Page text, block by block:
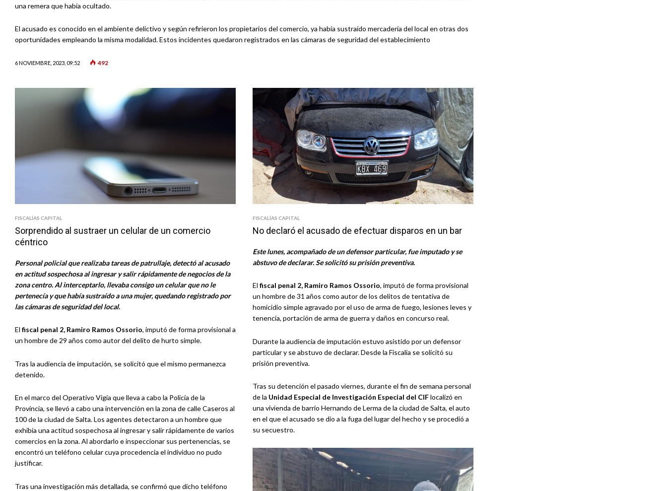
una remera que había ocultado.
El acusado es conocido en el ambiente delictivo y según refirieron los propietarios del comercio, ya había sustraído mercadería del local en otras dos
oportunidades empleando la misma modalidad. Estos incidentes quedaron registrados en las cámaras de seguridad del establecimiento
6 NOVIEMBRE, 2023, 09:52 492
FISCALÍAS CAPITAL
Sorprendido al sustraer un celular de un comercio
céntrico
Personal policial que realizaba tareas de patrullaje, detectó al acusado
en actitud sospechosa al ingresar y salir rápidamente de negocios de la
zona centro. Al interceptarlo, llevaba consigo un celular que no le
pertenecía y que había sustraído a una mujer, quedando registrado por
las cámaras de seguridad del local.
El fiscal penal 2, Ramiro Ramos Ossorio, imputó de forma provisional a
un hombre de 29 años como autor del delito de hurto simple.
Tras la audiencia de imputación, se solicitó que el mismo permanezca
detenido.
En el marco del Operativo Vigía que lleva a cabo la Policía de la
Provincia, se llevó a cabo una intervención en la zona de calle Caseros al
100 de la ciudad de Salta. Los agentes detectaron a un hombre que
exhibía una actitud sospechosa al ingresar y salir rápidamente de varios
comercios en la zona. Al abordarlo e inspeccionar sus pertenencias, se
encontró un teléfono celular cuya procedencia el individuo no pudo
justificar.
Tras una investigación más detallada, se confirmó que dicho teléfono
FISCALÍAS CAPITAL
No declaró el acusado de efectuar disparos en un bar
Este lunes, acompañado de un defensor particular, fue imputado y se
abstuvo de declarar. Se solicitó su prisión preventiva.
El fiscal penal 2, Ramiro Ramos Ossorio, imputó de forma provisional
un hombre de 31 años como autor de los delitos de tentativa de
homicidio simple agravado por el uso de arma de fuego, lesiones leves y
tenencia, portación de arma de guerra y daños en concurso real.
Durante la audiencia de imputación estuvo asistido por un defensor
particular y se abstuvo de declarar. Desde la Fiscalía se solicitó su
prisión preventiva.
Tras su detención el pasado viernes, durante el fin de semana personal
de la Unidad Especial de Investigación Especial del CIFlocalizó en
una vivienda de barrio Hernando de Lerma de la ciudad de Salta, el auto
en el que el acusado se dio a la fuga del lugar del hecho y se procedió a
su secuestro.